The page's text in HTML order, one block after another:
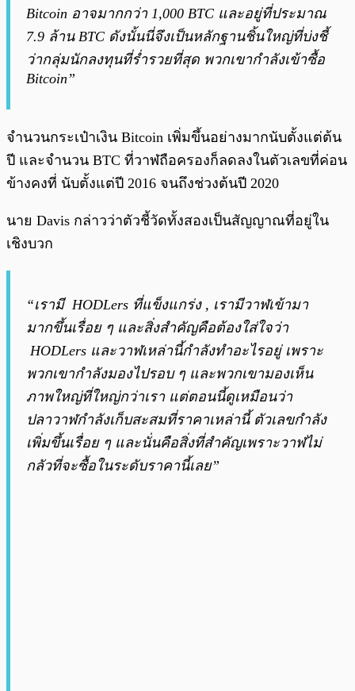
Bitcoin อาจมากกว่า 1,000 BTC และอยู่ที่ประมาณ
7.9 ล้าน BTC ดังนั้นนี่จึงเป็นหลักฐานชิ้นใหญ่ที่บ่งชี้
ว่ากลุ่มนักลงทุนที่ร่ำรวยที่สุด พวกเขากำลังเข้าซื้อ
Bitcoin”
จำนวนกระเป๋าเงิน Bitcoin เพิ่มขึ้นอย่างมากนับตั้งแต่ต้น
ปี และจำนวน BTC ที่วาฬถือครองก็ลดลงในตัวเลขที่ค่อน
ข้างคงที่ นับตั้งแต่ปี 2016 จนถึงช่วงต้นปี 2020
นาย Davis กล่าวว่าตัวชี้วัดทั้งสองเป็นสัญญาณที่อยู่ใน
เชิงบวก
“เรามี HODLers ที่แข็งแกร่ง , เรามีวาฬเข้ามา
มากขึ้นเรื่อย ๆ และสิ่งสำคัญคือต้องใส่ใจว่า
HODLers และวาฬเหล่านี้กำลังทำอะไรอยู่ เพราะ
พวกเขากำลังมองไปรอบ ๆ และพวกเขามองเห็น
ภาพใหญ่ที่ใหญ่กว่าเรา แต่ตอนนี้ดูเหมือนว่า
ปลาวาฬกำลังเก็บสะสมที่ราคาเหล่านี้ ตัวเลขกำลัง
เพิ่มขึ้นเรื่อย ๆ และนั่นคือสิ่งที่สำคัญเพราะวาฬไม่
กลัวที่จะซื้อในระดับราคานี้เลย”